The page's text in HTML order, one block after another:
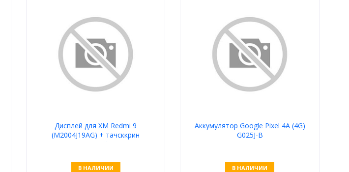
Дисплей для XM Redmi 9
(M2004J19AG) + тачсккрин
В НАЛИЧИИ
Аккумулятор Google Pixel 4A (4G)
G025J-B
В НАЛИЧИИ